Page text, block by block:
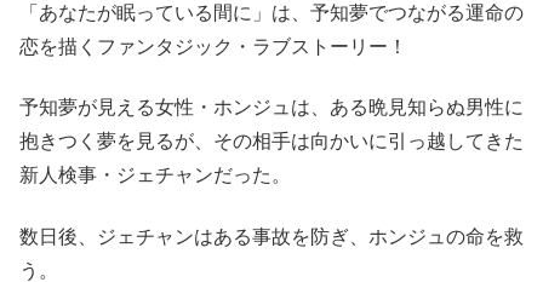
「あなたが眠っている間に」は、予知夢でつながる運命の
恋を描くファンタジック・ラブストーリー！
予知夢が見える女性・ホンジュは、ある晩見知らぬ男性に
抱きつく夢を見るが、その相手は向かいに引っ越してきた
新人検事・ジェチャンだった。
数日後、ジェチャンはある事故を防ぎ、ホンジュの命を救
う。